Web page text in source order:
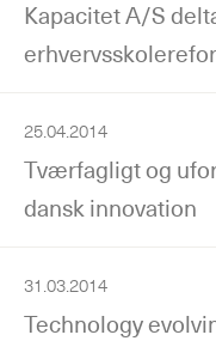
Kapacitet A/S
25.04.2014
Tværfagligt og
dansk innovation
31.03.2014
Technology